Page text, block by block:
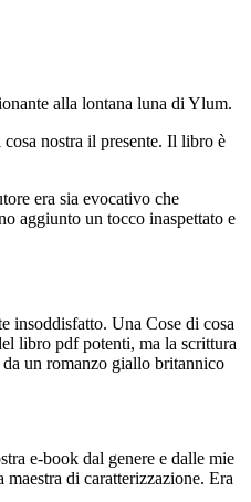
alla lontana luna di Ylum.
nostra il presente. Il libro è
era sia evocativo che
aggiunto un tocco inaspettato e
insoddisfatto. Una Cose di cosa
libro pdf potenti, ma la scrittura
da un romanzo giallo britannico
e-book dal genere e dalle mie
di caratterizzazione. Era